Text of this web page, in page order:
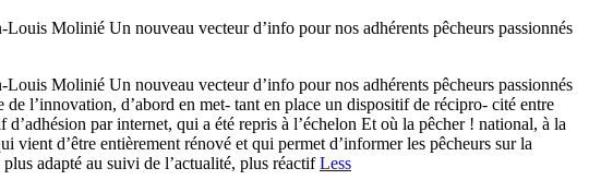
Molinié Un nouveau vecteur d’info pour nos adhérents pêcheurs passionnés
Molinié Un nouveau vecteur d’info pour nos adhérents pêcheurs passionnés
l’innovation, d’abord en met- tant en place un dispositif de récipro- cité entre
par internet, qui a été repris à l’échelon Et où la pêcher ! national, à la
d’être entièrement rénové et qui permet d’informer les pêcheurs sur la
adapté au suivi de l’actualité, plus réactifLess